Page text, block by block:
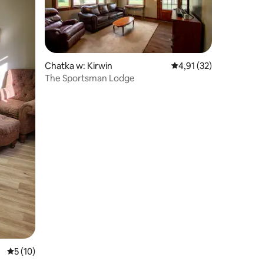
Średnia ocena: 5 na 5, liczba recenzji: 10
5 (10)
Chatka w: Kirwin Średnia ocena: 4,91
4,91 (32)
The Sportsman Lodge